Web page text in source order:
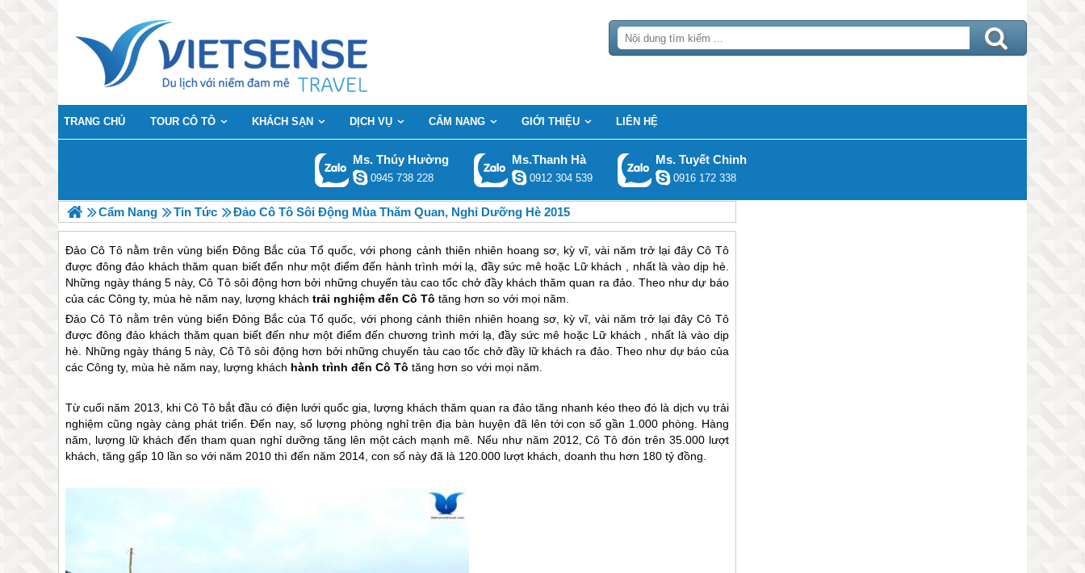
TRANG CHỦ TOUR CÔ TÔ KHÁCH SẠN DỊCH VỤ CẨM NANG GIỚI THIỆU LIÊN HỆ
Ms. Thúy Hường
0945 738 228
Ms.Thanh Hà
0912 304 539
Ms. Tuyết Chinh
0916 172 338
Cẩm Nang Tin Tức Đảo Cô Tô Sôi Động Mùa Thăm Quan, Nghỉ Dưỡng Hè 2015
Đảo Cô Tô nằm trên vùng biển Đông Bắc của Tổ quốc, với phong cảnh thiên nhiên hoang sơ, kỳ vĩ, vài năm trở lại đây Cô Tô
được đông đảo khách thăm quan biết đến như một điểm đến hành trình mới lạ, đầy sức mê hoặc Lữ khách , nhất là vào dịp hè.
Những ngày tháng 5 này, Cô Tô sôi động hơn bởi những chuyến tàu cao tốc chở đầy khách thăm quan ra đảo. Theo như dự báo
của các Công ty, mùa hè năm nay, lượng kháchtrải nghiệm đến Cô Tô tăng hơn so với mọi năm.
Đảo Cô Tô nằm trên vùng biển Đông Bắc của Tổ quốc, với phong cảnh thiên nhiên hoang sơ, kỳ vĩ, vài năm trở lại đây Cô Tô
được đông đảo khách thăm quan biết đến như một điểm đến chương trình mới lạ, đầy sức mê hoặc Lữ khách , nhất là vào dịp
hè. Những ngày tháng 5 này, Cô Tô sôi động hơn bởi những chuyến tàu cao tốc chở đầy lữ khách ra đảo. Theo như dự báo của
các Công ty, mùa hè năm nay, lượng khách hành trình đếnCô Tô tăng hơn so với mọi năm.
Từ cuối năm 2013, khi Cô Tôbắt đầu có điện lưới quốc gia, lượng khách thăm quan ra đảo tăng nhanh kéo theo đó là dịch vụ trải
nghiệm cũng ngày càng phát triển. Đến nay, số lượng phòng nghỉ trên địa bàn huyện đã lên tới con số gần 1.000 phòng. Hàng
năm, lượng lữ khách đến tham quan nghỉ dưỡng tăng lên một cách mạnh mẽ. Nếu như năm 2012,Cô Tô đón trên 35.000 lượt
khách, tăng gấp 10 lần so với năm 2010 thì đến năm 2014, con số này đã là 120.000 lượt khách, doanh thu hơn 180 tỷ đồng.